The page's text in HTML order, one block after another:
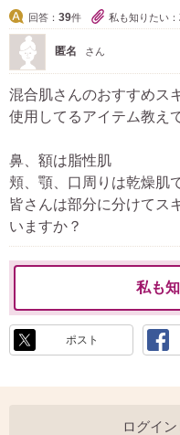
回答： 39件 私も知りたい：
匿名 さん
混合肌さんのおすすめス
使用してるアイテム教え
鼻、額は脂性肌
頬、顎、口周りは乾燥肌
皆さんは部分に分けてス
いますか？
私も
ポスト
ログイ